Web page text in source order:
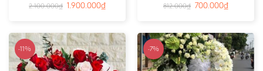
2.100.000₫ 1.900.000₫ 812.000₫ 700.000₫
-11% -7%